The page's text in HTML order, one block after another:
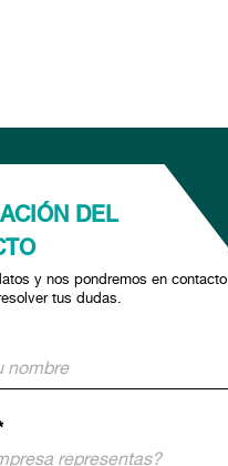
DEL
y nos pondremos en contacto
tus dudas.